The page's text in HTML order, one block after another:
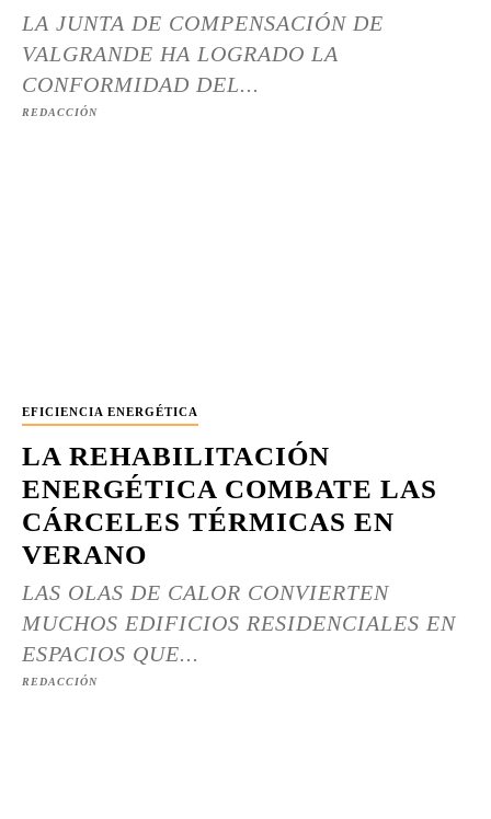
LA JUNTA DE COMPENSACIÓN DE
VALGRANDE HA LOGRADO LA
CONFORMIDAD DEL...
REDACCIÓN
EFICIENCIA ENERGÉTICA
LA REHABILITACIÓN
ENERGÉTICA COMBATE LAS
CÁRCELES TÉRMICAS EN
VERANO
LAS OLAS DE CALOR CONVIERTEN
MUCHOS EDIFICIOS RESIDENCIALES EN
ESPACIOS QUE...
REDACCIÓN